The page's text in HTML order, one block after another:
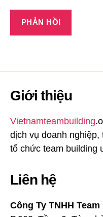
Giới thiệu
Vietnamteambuilding
dịch vụ doanh
tổ chức team building
Liên hệ
Công Ty TNHH